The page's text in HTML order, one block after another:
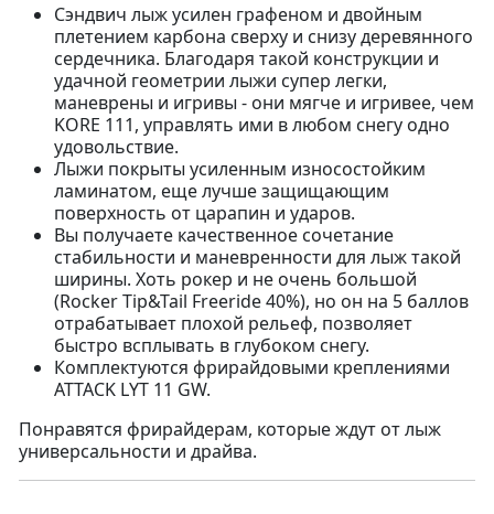
Сэндвич лыж усилен графеном и двойным
плетением карбона сверху и снизу деревянного
сердечника. Благодаря такой конструкции и
удачной геометрии лыжи супер легки,
маневрены и игривы - они мягче и игривее, чем
KORE 111, управлять ими в любом снегу одно
удовольствие.
Лыжи покрыты усиленным износостойким
ламинатом, еще лучше защищающим
поверхность от царапин и ударов.
Вы получаете качественное сочетание
стабильности и маневренности для лыж такой
ширины. Хоть рокер и не очень большой
(Rocker Tip&Tail Freeride 40%), но он на 5 баллов
отрабатывает плохой рельеф, позволяет
быстро всплывать в глубоком снегу.
Комплектуются фрирайдовыми креплениями
ATTACK LYT 11 GW.
Понравятся фрирайдерам, которые ждут от лыж
универсальности и драйва.